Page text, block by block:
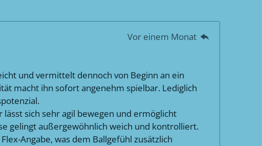
Vor einem Monat
und vermittelt dennoch von Beginn an ein
macht ihn sofort angenehm spielbar. Lediglich
sich sehr agil bewegen und ermöglicht
gelingt außergewöhnlich weich und kontrolliert.
Angabe, was dem Ballgefühl zusätzlich